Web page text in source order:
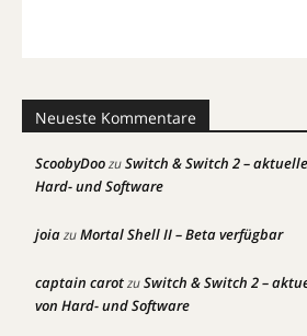
Neueste Kommentare
ScoobyDoozuSwitch & Switch 2 –
Hard- und Software
joiazuMortal Shell II – Beta verfügbar
captain carotzuSwitch & Switch 2 –
von Hard- und Software